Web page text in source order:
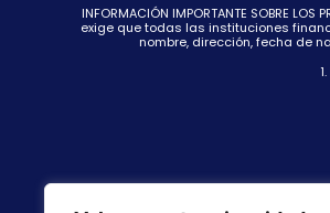
INFORMACIÓN IMPORTANTE SOBRE
exige que todas las instituciones
nombre, dirección, fecha de
5. La Política de Cero
de tarjetas deben tener